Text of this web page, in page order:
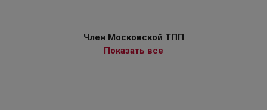
Член Московской ТПП
Показать все